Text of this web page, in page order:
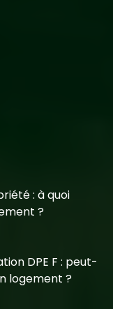
: à quoi
?
DPE F : peut-
logement ?